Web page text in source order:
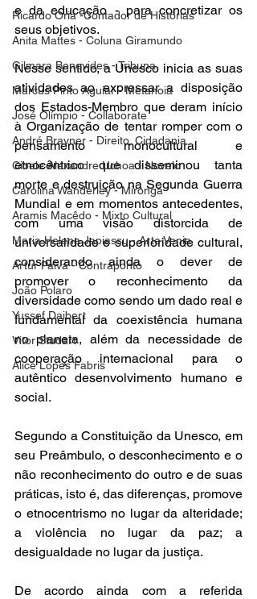
Ricardo Oriá -Contador de Histórias
Anita Mattes - Coluna Giramundo
Gilmara Benevides - Tribuna
Marcus Pinto Aguiar - Metanoia
José Olímpio - Collaborate
André Brayner - Direito, Cidadania
Cibele Alexandre Uchoa - Novelo
Carolina Wanderley - Mironga
Aramis Macêdo - Mixto Cultural
Maria Helena Japiassu - Arte Venia
Artur Paiva - Contraponto
João Polaro
Yussef Daibert
Vitor Studart
Alice Lopes Fabris
e da educação - para concretizar os
seus objetivos.
Nesse sentido, a Unesco inicia as suas
atividades ao expressar a disposição
dos Estados-Membro que deram início
à Organização de tentar romper com o
pensamento monocultural e
etnocêntrico que disseminou tanta
morte e destruição na Segunda Guerra
Mundial e em momentos antecedentes,
com uma visão distorcida de
universalidade e superioridade cultural,
considerando ainda o dever de
promover o reconhecimento da
diversidade como sendo um dado real e
fundamental da coexistência humana
no planeta, além da necessidade de
cooperação internacional para o
autêntico desenvolvimento humano e
social.
Segundo a Constituição da Unesco, em
seu Preâmbulo, o desconhecimento e o
não reconhecimento do outro e de suas
práticas, isto é, das diferenças, promove
o etnocentrismo no lugar da alteridade;
a violência no lugar da paz; a
desigualdade no lugar da justiça.
De acordo ainda com a referida